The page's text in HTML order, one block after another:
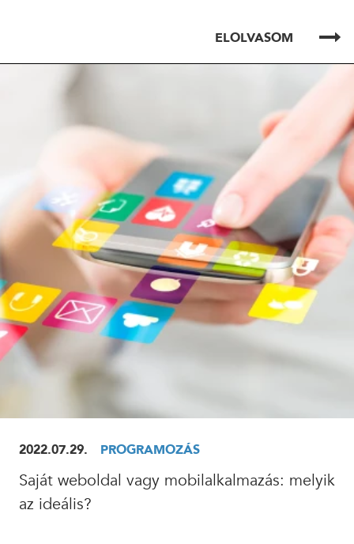
ELOLVASOM
ELOLVASOM
2022.07.29. PROGRAMOZÁS
Saját weboldal vagy mobilalkalmazás: melyik
az ideális?